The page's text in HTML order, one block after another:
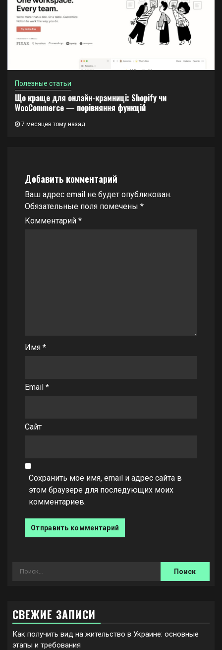
Полезные статьи
Що краще для онлайн-крамниці: Shopify чи
WooCommerce — порівняння функцій
7 месяцев тому назад
Добавить комментарий
Ваш адрес email не будет опубликован.
Обязательные поля помечены *
Комментарий *
Имя *
Email *
Сайт
Сохранить моё имя, email и адрес сайта в
этом браузере для последующих моих
комментариев.
Найти:
СВЕЖИЕ ЗАПИСИ
Как получить вид на жительство в Украине: основные
этапы и требования